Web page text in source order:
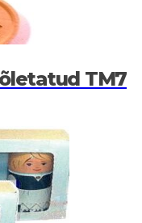
TM7